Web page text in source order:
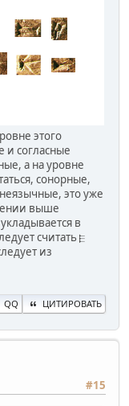
этого
и согласные
а на уровне
сонорные,
это уже
выше
в
считать 𐎅
из
QQ ЦИТИРОВАТЬ
#15